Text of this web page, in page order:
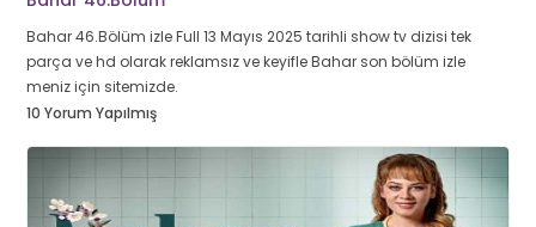
Bahar 46.Bölüm izle Full 13 Mayıs 2025 tarihli show tv dizisi tek
parça ve hd olarak reklamsız ve keyifle Bahar son bölüm izle
meniz için sitemizde.
10 Yorum Yapılmış